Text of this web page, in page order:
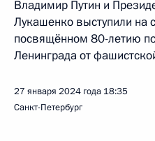
Владимир Путин и
Лукашенко выступили на
посвящённом 80-летию
Ленинграда от
27 января 2024 года 18:35
Санкт-Петербург